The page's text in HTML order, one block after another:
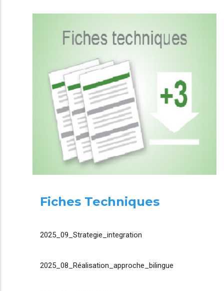
Fiches Techniques
2025_09_Strategie_integration
2025_08_Réalisation_approche_bilingue